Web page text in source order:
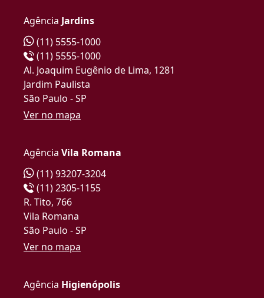
Agência Jardins
(11) 5555-1000
(11) 5555-1000
Al. Joaquim Eugênio de Lima, 1281
Jardim Paulista
São Paulo - SP
Ver no mapa
Agência Vila Romana
(11) 93207-3204
(11) 2305-1155
R. Tito, 766
Vila Romana
São Paulo - SP
Ver no mapa
Agência Higienópolis